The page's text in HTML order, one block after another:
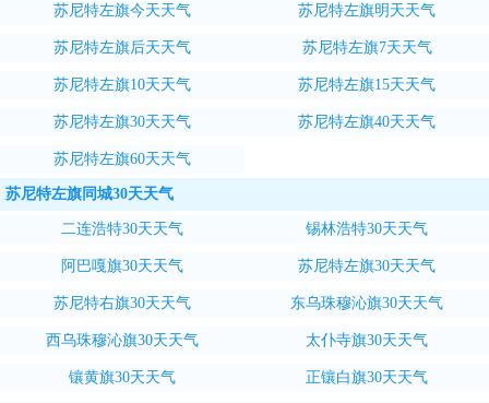
苏尼特左旗今天天气 苏尼特左旗明天天气
苏尼特左旗后天天气 苏尼特左旗7天天气
苏尼特左旗10天天气 苏尼特左旗15天天气
苏尼特左旗30天天气 苏尼特左旗40天天气
苏尼特左旗60天天气
苏尼特左旗同城30天天气
二连浩特30天天气 锡林浩特30天天气
阿巴嘎旗30天天气 苏尼特左旗30天天气
苏尼特右旗30天天气 东乌珠穆沁旗30天天气
西乌珠穆沁旗30天天气 太仆寺旗30天天气
镶黄旗30天天气 正镶白旗30天天气